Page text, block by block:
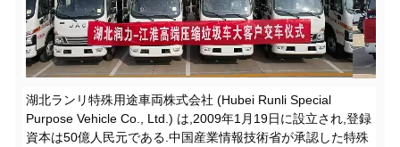
湖北ランリ特殊用途車両株式会社 (Hubei Runli Special
Purpose Vehicle Co., Ltd.) は,2009年1月19日に設立され,登録
資本は50億人民元である.中国産業情報技術省が承認した特殊